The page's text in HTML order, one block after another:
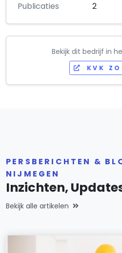
Publicaties
2
Bekijk dit bedrijf in
KVK
PERSBERICHTEN &
NIJMEGEN
Inzichten,
Bekijk alle artikelen